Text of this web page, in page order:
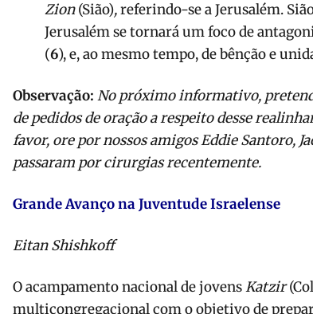
Zion(Sião),referindo-se a Jerusalém.
Jerusalém se tornará um foco de
(6), e, ao mesmo tempo, de bênção e
Observação: No próximo informativo,
de pedidos de oração a respeito desse
favor, ore por nossos amigos Eddie Santoro,
passaram por cirurgias recentemente.
Grande Avanço na Juventude Israelense
Eitan Shishkoff
O acampamento nacional de jovensKatzir
multicongregacional com o objetivo de